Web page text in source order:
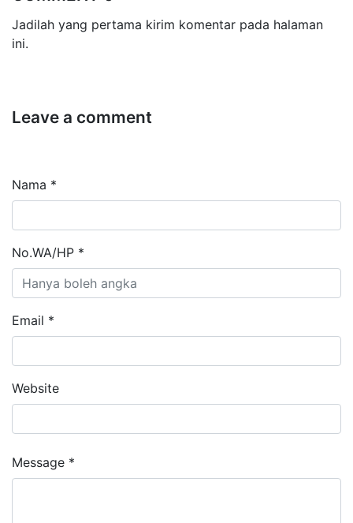
Jadilah yang pertama kirim komentar pada halaman
ini.
Leave a comment
Nama *
No.WA/HP *
Email *
Website
Message *